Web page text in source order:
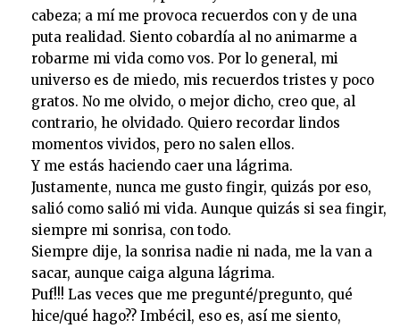
cabeza; a mí me provoca recuerdos con y de una
puta realidad. Siento cobardía al no animarme a
robarme mi vida como vos. Por lo general, mi
universo es de miedo, mis recuerdos tristes y poco
gratos. No me olvido, o mejor dicho, creo que, al
contrario, he olvidado. Quiero recordar lindos
momentos vividos, pero no salen ellos.
Y me estás haciendo caer una lágrima.
Justamente, nunca me gusto fingir, quizás por eso,
salió como salió mi vida. Aunque quizás si sea fingir,
siempre mi sonrisa, con todo.
Siempre dije, la sonrisa nadie ni nada, me la van a
sacar, aunque caiga alguna lágrima.
Puf!!! Las veces que me pregunté/pregunto, qué
hice/qué hago?? Imbécil, eso es, así me siento,